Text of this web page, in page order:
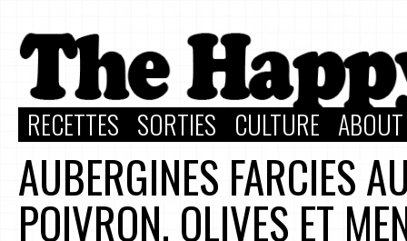
RECETTES SORTIES CULTURE
AUBERGINES FARCIES
POIVRON, OLIVES ET